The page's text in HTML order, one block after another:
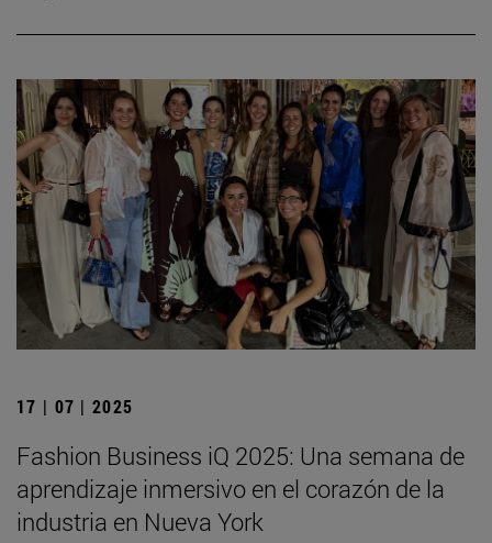
17 | 07 | 2025
Fashion Business iQ 2025: Una semana de
aprendizaje inmersivo en el corazón de la
industria en Nueva York